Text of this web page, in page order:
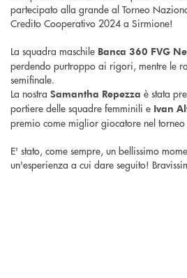
partecipato alla grande al Torneo
Credito Cooperativo 2024 a Sirmione!
La squadra maschile Banca 360 FVG
perdendo purtroppo ai rigori, mentre le
semifinale.
La nostra Samantha Repezza è stata
portiere delle squadre femminili e Ivan
premio come miglior giocatore nel torneo
E' stato, come sempre, un bellissimo
un'esperienza a cui dare seguito!